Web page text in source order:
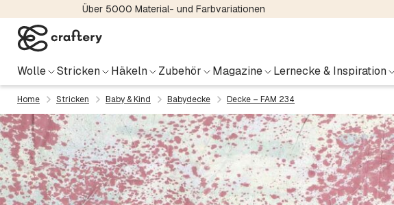
Über 5000 Material- und Farbvariationen
Wolle Stricken Häkeln Zubehör Magazine Lernecke & Inspiration
Home Stricken Baby & Kind Babydecke Decke – FAM 234